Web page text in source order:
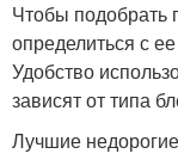
Чтобы
определиться с
Удобство
зависят от типа
Лучшие